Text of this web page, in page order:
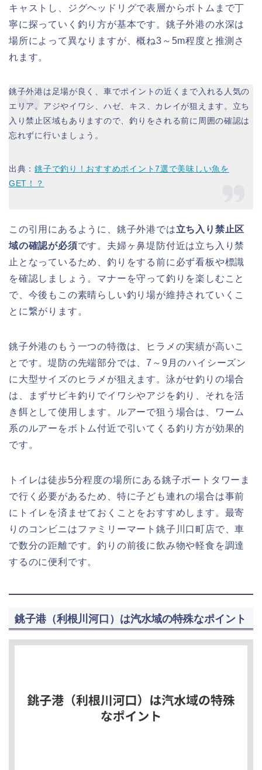
キャストし、ジグヘッドリグで表層からボトムまで丁
寧に探っていく釣り方が基本です。銚子外港の水深は
場所によって異なりますが、概ね3～5m程度と推測さ
れます。
銚子外港は足場が良く、車でポイントの近くまで入れる人気の
エリア。アジやイワシ、ハゼ、キス、カレイが狙えます。立ち
入り禁止区域もありますので、釣りをされる前に周囲の確認は
忘れずに行いましょう。
出典：銚子で釣り！おすすめポイント7選で美味しい魚を
GET！？
この引用にあるように、銚子外港では立ち入り禁止区
域の確認が必須です。夫婦ヶ鼻堤防付近は立ち入り禁
止となっているため、釣りをする前に必ず看板や標識
を確認しましょう。マナーを守って釣りを楽しむこと
で、今後もこの素晴らしい釣り場が維持されていくこ
とに繋がります。
銚子外港のもう一つの特徴は、ヒラメの実績が高いこ
とです。堤防の先端部分では、7～9月のハイシーズン
に大型サイズのヒラメが狙えます。泳がせ釣りの場合
は、まずサビキ釣りでイワシやアジを釣り、それを活
き餌として使用します。ルアーで狙う場合は、ワーム
系のルアーをボトム付近で引いてくる釣り方が効果的
です。
トイレは徒歩5分程度の場所にある銚子ポートタワーま
で行く必要があるため、特に子ども連れの場合は事前
にトイレを済ませておくことをおすすめします。最寄
りのコンビニはファミリーマート銚子川口町店で、車
で数分の距離です。釣りの前後に飲み物や軽食を調達
するのに便利です。
銚子港（利根川河口）は汽水域の特殊なポイント